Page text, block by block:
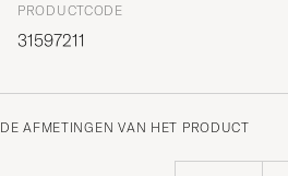
PRODUCTCODE
31597211
DE AFMETINGEN VAN HET PRODUCT